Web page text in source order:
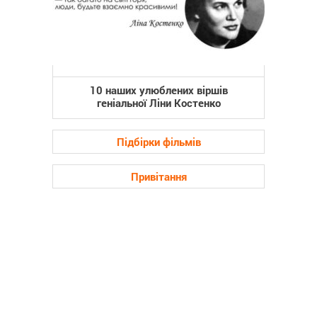
10 наших улюблених віршів
геніальної Ліни Костенко
Підбірки фільмів
Привітання